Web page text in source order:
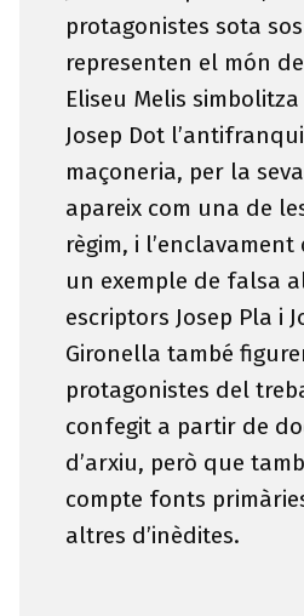
protagonistes sota
representen el món
Eliseu Melis
Josep Dot
maçoneria, per la
apareix com una de
règim, i
un exemple de falsa
escriptors Josep Pla i
Gironella també
protagonistes del
confegit a partir de
d’arxiu, però que
compte fonts
altres d’inèdites.